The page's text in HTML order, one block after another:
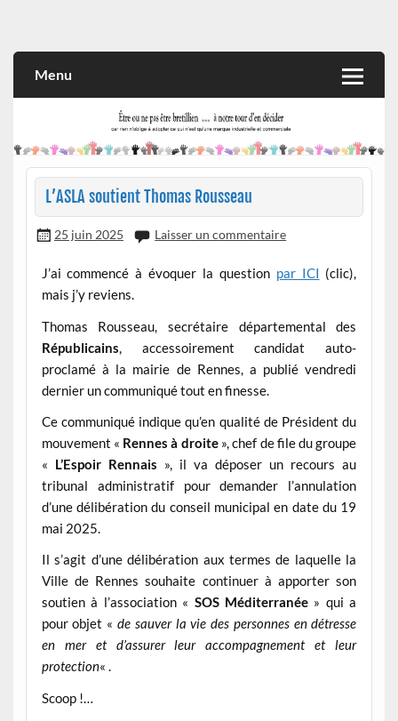
et commerciale
Menu
L’ASLA soutient Thomas Rousseau
25 juin 2025 Laisser un commentaire
J’ai commencé à évoquer la question par ICI (clic),
mais j’y reviens.
Thomas Rousseau, secrétaire départemental des
Républicains, accessoirement candidat auto-
proclamé à la mairie de Rennes, a publié vendredi
dernier un communiqué tout en finesse.
Ce communiqué indique qu’en qualité de Président du
mouvement « Rennes à droite », chef de file du groupe
« L’Espoir Rennais », il va déposer un recours au
tribunal administratif pour demander l’annulation
d’une délibération du conseil municipal en date du 19
mai 2025.
Il s’agit d’une délibération aux termes de laquelle la
Ville de Rennes souhaite continuer à apporter son
soutien à l’association « SOS Méditerranée» qui a
pour objet « de sauver la vie des personnes en détresse
en mer et d’assurer leur accompagnement et leur
protection« .
Scoop !…